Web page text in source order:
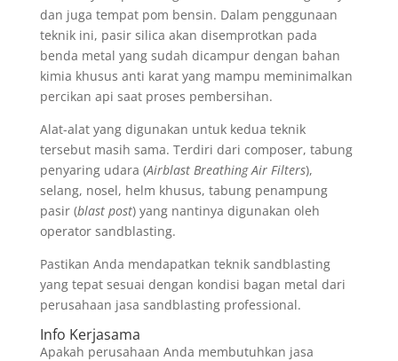
dan juga tempat pom bensin. Dalam penggunaan
teknik ini, pasir silica akan disemprotkan pada
benda metal yang sudah dicampur dengan bahan
kimia khusus anti karat yang mampu meminimalkan
percikan api saat proses pembersihan.
Alat-alat yang digunakan untuk kedua teknik
tersebut masih sama. Terdiri dari composer, tabung
penyaring udara (Airblast Breathing Air Filters),
selang, nosel, helm khusus, tabung penampung
pasir (blast post) yang nantinya digunakan oleh
operator sandblasting.
Pastikan Anda mendapatkan teknik sandblasting
yang tepat sesuai dengan kondisi bagan metal dari
perusahaan jasa sandblasting professional.
Info Kerjasama
Apakah perusahaan Anda membutuhkan jasa